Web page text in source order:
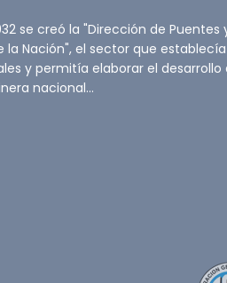
se creó la "Dirección de Puentes
la Nación", el sector que
y permitía elaborar el desarrollo
nacional...